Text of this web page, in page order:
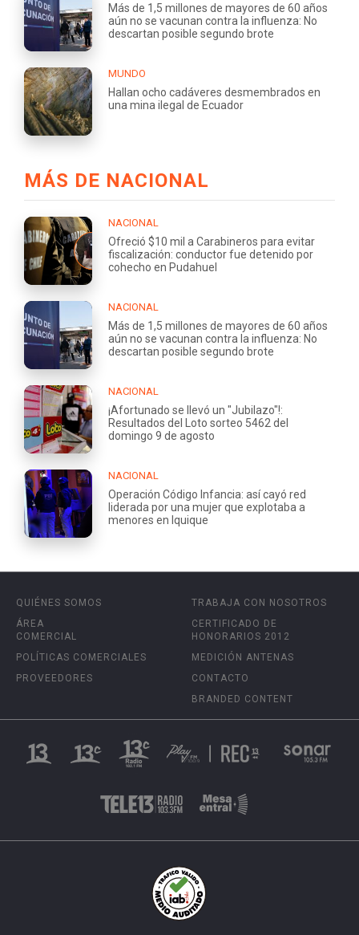
Más de 1,5 millones de mayores de 60 años
aún no se vacunan contra la influenza: No
descartan posible segundo brote
MUNDO
Hallan ocho cadáveres desmembrados en
una mina ilegal de Ecuador
MÁS DE NACIONAL
NACIONAL
Ofreció $10 mil a Carabineros para evitar
fiscalización: conductor fue detenido por
cohecho en Pudahuel
NACIONAL
Más de 1,5 millones de mayores de 60 años
aún no se vacunan contra la influenza: No
descartan posible segundo brote
NACIONAL
¡Afortunado se llevó un "Jubilazo"!:
Resultados del Loto sorteo 5462 del
domingo 9 de agosto
NACIONAL
Operación Código Infancia: así cayó red
liderada por una mujer que explotaba a
menores en Iquique
QUIÉNES SOMOS
ÁREA
COMERCIAL
POLÍTICAS COMERCIALES
PROVEEDORES
TRABAJA CON NOSOTROS
CERTIFICADO DE
HONORARIOS 2012
MEDICIÓN ANTENAS
CONTACTO
BRANDED CONTENT